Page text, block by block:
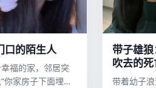
口的陌生人
福的家，邻居突
你家房子下面埋着
带子雄
吹去的
带着幼子